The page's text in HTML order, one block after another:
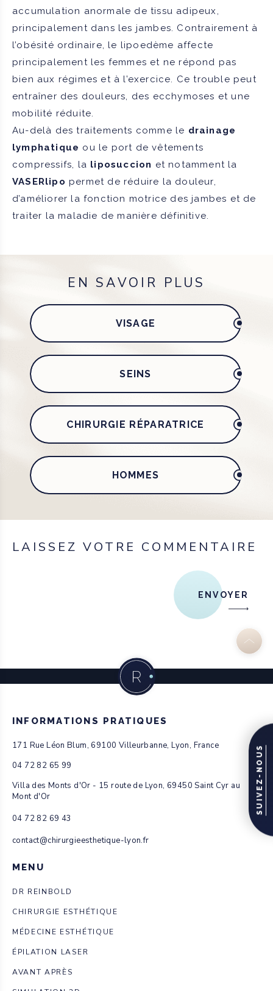
SUIVEZ-NOUS
accumulation anormale de tissu adipeux,
principalement dans les jambes. Contrairement à
l’obésité ordinaire, le lipoedème affecte
principalement les femmes et ne répond pas
bien aux régimes et à l’exercice. Ce trouble peut
entraîner des douleurs, des ecchymoses et une
mobilité réduite.
Au-delà des traitements comme le drainage
lymphatique ou le port de vêtements
compressifs, la liposuccion et notamment la
VASERlipo permet de réduire la douleur,
d’améliorer la fonction motrice des jambes et de
traiter la maladie de manière définitive.
EN SAVOIR PLUS
VISAGE
SEINS
CHIRURGIE RÉPARATRICE
HOMMES
LAISSEZ VOTRE COMMENTAIRE
ENVOYER
INFORMATIONS PRATIQUES
171 Rue Léon Blum, 69100 Villeurbanne, Lyon, France
04 72 82 65 99
Villa des Monts d'Or - 15 route de Lyon, 69450 Saint Cyr au
Mont d'Or
04 72 82 69 43
contact@chirurgieesthetique-lyon.fr
MENU
DR REINBOLD
CHIRURGIE ESTHÉTIQUE
MÉDECINE ESTHÉTIQUE
ÉPILATION LASER
AVANT APRÈS